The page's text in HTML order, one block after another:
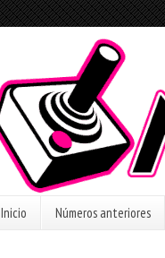
Inicio Números anteriores